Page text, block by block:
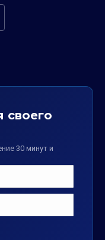
своего
30 минут и